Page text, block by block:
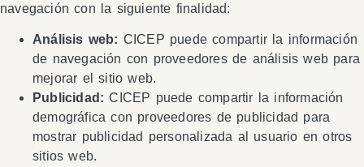
navegación con la siguiente finalidad:
Análisis web: CICEP puede compartir la información
de navegación con proveedores de análisis web para
mejorar el sitio web.
Publicidad: CICEP puede compartir la información
demográfica con proveedores de publicidad para
mostrar publicidad personalizada al usuario en otros
sitios web.